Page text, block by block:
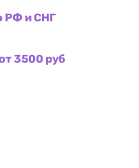
РФ и СНГ
3500 руб